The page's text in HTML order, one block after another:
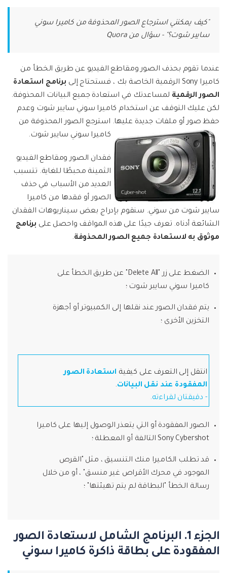
استكشف
الإبداع الرقمي
الفيديوهات
الصور
مركز الإبداع
استكشف
منتجات المخططات والرسومات
قوالب واجهة المستخدم وتجربة المستخدم
قوالب الرسم التخطيطي
استكشف
محول PDF
قوالب PDF
FamiSafe
الرقابة الوالدين للأطفال.
نقل بيانات الجوال.
Repairit
استعادة الفيديوهات التالفة.
مشاهدة جميع المنتجات
استكشف
منتجات إدارة البيانات
استعادة الصور
نقل WhatsApp
تحديث iOS
مركز الدعم
تسجيل الدخول
Backup Solutions
Knowledge Center
ابحث عن المزيد من الحلول
"كيف يمكنني استرجاع الصور المحذوفة من كاميرا سوني
سايبر شوت؟" - سؤال من Quora
عندما تقوم بحذف الصور ومقاطع الفيديو عن طريق الخطأ من
كاميرا Sony الرقمية الخاصة بك ، فستحتاج إلى
برنامج استعادة
الصور الرقمية لمساعدتك في استعادة جميع البيانات المحذوفة.
لكن عليك التوقف عن استخدام كاميرا سوني سايبر شوت وعدم
حفظ صور أو ملفات جديدة عليها. استرجع الصور المحذوفة من
كاميرا سوني سايبر شوت.
فقدان الصور ومقاطع الفيديو
الثمينة محبطًا للغاية. تتسبب
العديد من الأسباب في حذف
الصور أو فقدها من كاميرا
سايبر شوت من سوني. سنقوم بإدراج بعض سيناريوهات الفقدان
الشائعة أدناه. تعرف جيدًا على هذه المواقف واحصل على برنامج
موثوق به لاستعادة جميع الصور المحذوفة.
الضغط على زر "Delete All" عن طريق الخطأ على
كاميرا سوني سايبر شوت ؛
يتم فقدان الصور عند نقلها إلى الكمبيوتر أو أجهزة
التخزين الأخرى ؛
انتقل إلى التعرف على كيفية استعادة الصور
المفقودة عند نقل البيانات.
- دقيقتان لقراءته.
الصور المفقودة أو التي يتعذر الوصول إليها على كاميرا
Sony Cybershot التالفة أو المعطلة ؛
قد تطلب الكاميرا منك التنسيق ، مثل "القرص
الموجود في محرك الأقراص غير منسق" ، أو من خلال
رسالة الخطأ "البطاقة لم يتم تهيئتها" ؛
الجزء 1. البرنامج الشامل لاستعادة الصور
المفقودة على بطاقة ذاكرة كاميرا سوني